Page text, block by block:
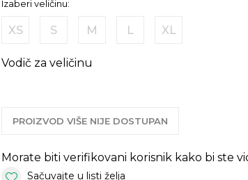
Izaberi veličinu:
XS S M L XL
Vodič za veličinu
PROIZVOD VIŠE NIJE DOSTUPAN
Morate biti verifikovani korisnik kako bi ste
Sačuvajte u listi želja